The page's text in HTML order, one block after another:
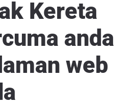
Kereta
anda
web